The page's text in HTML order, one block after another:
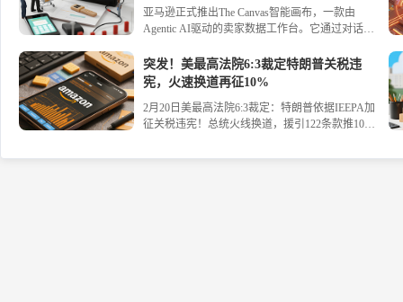
亚马逊正式推出The Canvas智能画布，一款由
Agentic AI驱动的卖家数据工作台。它通过对话式
数据分析几秒完成，并提供 actionable 的运营建
议，帮助卖家科学决策，实现高效增长。立即了解
#跨境电商
突发！美最高法院6:3裁定特朗普关税违
宪，火速换道再征10%
2月20日美最高法院6:3裁定：特朗普依据IEEPA加
征关税违宪！总统火线换道，援引122条款推10%
家企业起诉追讨1750亿美元退税，联邦快递、欧莱